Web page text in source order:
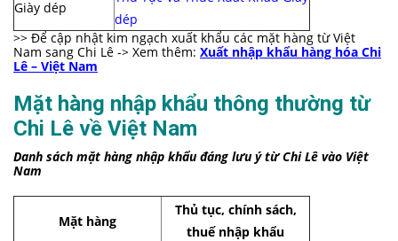
Giày dép
dép
>> Để cập nhật kim ngạch xuất khẩu các mặt hàng từ Việt
Nam sang Chi Lê -> Xem thêm: Xuất nhập khẩu hàng hóa Chi
Lê – Việt Nam
Mặt hàng nhập khẩu thông thường từ
Chi Lê về Việt Nam
Danh sách mặt hàng nhập khẩu đáng lưu ý từ Chi Lê vào Việt
Nam
Mặt hàng
Thủ tục, chính sách,
thuế nhập khẩu